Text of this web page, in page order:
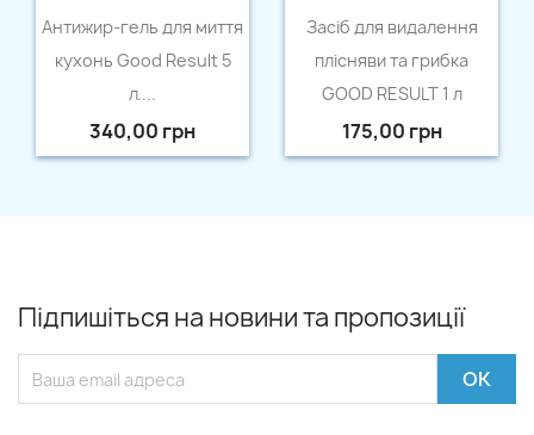

Антижир-гель для миття
кухонь Good Result 5
л....
340,00 грн
Швидкий перегляд
Засіб для видалення
плісняви та грибка
GOOD RESULT 1 л
175,00 грн
Підпишіться на новини та пропозиції